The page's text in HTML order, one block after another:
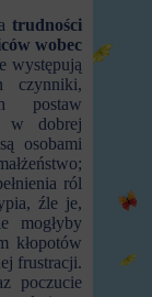
trudności
wobec
występują
czynniki,
postaw
w dobrej
osobami
ról
źle je,
mogłyby
kłopotów
frustracji.
poczucie